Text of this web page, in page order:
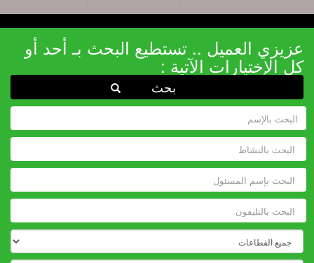
عزيزي العميل .. تستطيع البحث بـ أحد أو
كل الإختيارات الآتية :